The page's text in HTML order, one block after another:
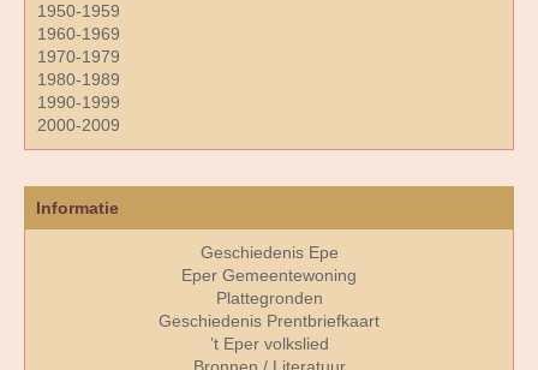
1950-1959
1960-1969
1970-1979
1980-1989
1990-1999
2000-2009
Informatie
Geschiedenis Epe
Eper Gemeentewoning
Plattegronden
Geschiedenis Prentbriefkaart
’t Eper volkslied